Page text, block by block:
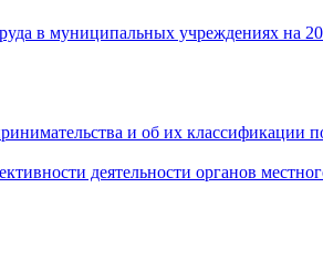
в муниципальных учреждениях на
и об их классификации
деятельности органов